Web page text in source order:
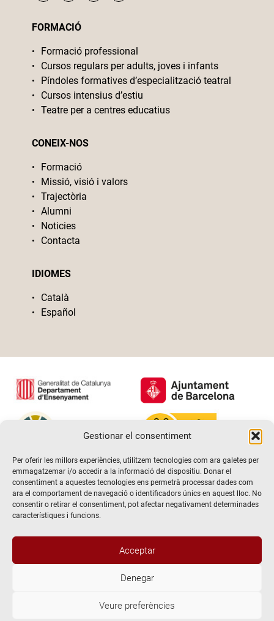
Gestionar el consentiment
Per oferir les millors experiències, utilitzem tecnologies com ara galetes per
emmagatzemar i/o accedir a la informació del dispositiu. Donar el
consentiment a aquestes tecnologies ens permetrà processar dades com
ara el comportament de navegació o identificadors únics en aquest lloc. No
consentir o retirar el consentiment, pot afectar negativament determinades
característiques i funcions.
Acceptar
Denegar
Veure preferències
FORMACIÓ
Formació professional
Cursos regulars per adults, joves i infants
Píndoles formatives d’especialització teatral
Cursos intensius d’estiu
Teatre per a centres educatius
CONEIX-NOS
Formació
Missió, visió i valors
Trajectòria
Alumni
Noticies
Contacta
IDIOMES
Català
Español
@2026 Escola de teatre El Timbal. Tots els drets reservats
Avís Legal